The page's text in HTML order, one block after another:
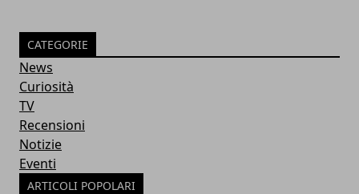
CATEGORIE
News
Curiosità
TV
Recensioni
Notizie
Eventi
ARTICOLI POPOLARI